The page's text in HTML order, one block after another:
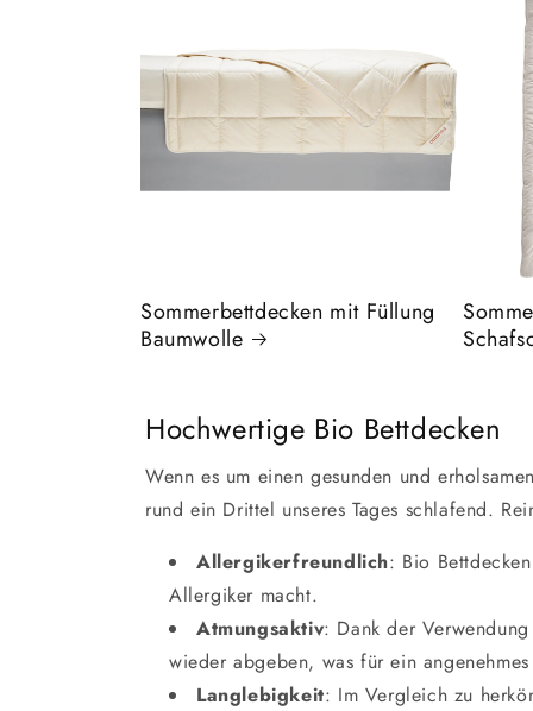
Sommerbettdecken mit Füllung
Baumwolle
Hochwertige Bio Bettdecken
Wenn es um einen gesunden und
rund ein Drittel unseres Tages schlafend.
Allergikerfreundlich: Bio
Allergiker macht.
Atmungsaktiv: Dank der
wieder abgeben, was für ein
Langlebigkeit: Im Vergleich zu